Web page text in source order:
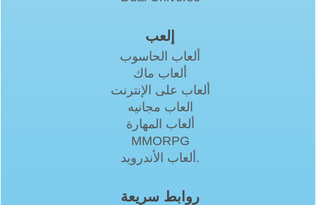
إلعب
ألعاب الحاسوب
ألعاب ماك
ألعاب على الإنترنت
العاب مجانيه
ألعاب المهارة
MMORPG
ألعاب الأندرويد.
روابط سريعة